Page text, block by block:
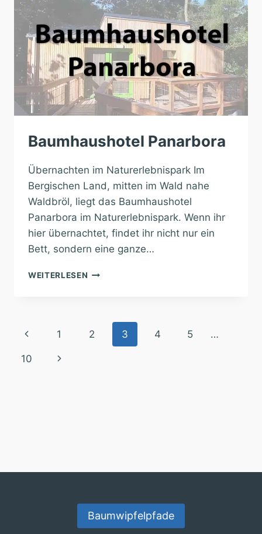
Baumhaushotel Panarbora
Übernachten im Naturerlebnispark Im
Bergischen Land, mitten im Wald nahe
Waldbröl, liegt das Baumhaushotel
Panarbora im Naturerlebnispark. Wenn ihr
hier übernachtet, findet ihr nicht nur ein
Bett, sondern eine ganze…
WEITERLESEN BAUMHAUSHOTEL
Seitennavigation
Vorherige
Seite
1 2 3 4 5 …
10
Nächste
Baumwipfelpfade